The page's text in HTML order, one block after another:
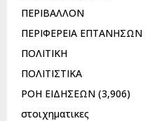
ΠΕΡΙΒΑΛΛΟΝ
ΠΕΡΙΦΕΡΕΙΑ ΕΠΤΑΝΗΣΩΝ
ΠΟΛΙΤΙΚΗ
ΠΟΛΙΤΙΣΤΙΚΑ
ΡΟΗ ΕΙΔΗΣΕΩΝ (3,906)
στοιχηματικες